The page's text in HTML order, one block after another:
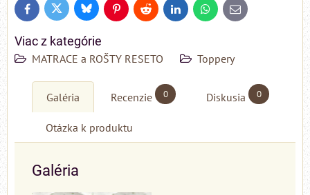
FacebookTwitter BlueskyPinterestReddit LinkedInWhatsApp
E-
mail
Viac z kategórie
MATRACE a ROŠTY RESETO Toppery
Galéria Recenzie 0 Diskusia 0
Otázka k produktu
Galéria